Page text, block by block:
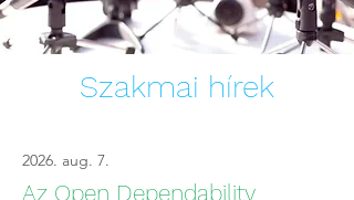
Szakmai hírek
2026. aug. 7.
Az Open Dependability